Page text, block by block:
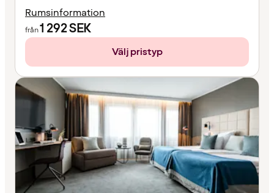
Rumsinformation
från1 292SEK
Välj pristyp